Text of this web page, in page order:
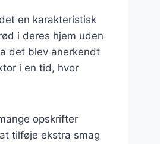
en karakteristisk
i deres hjem uden
det blev anerkendt
i en tid, hvor
opskrifter
tilføje ekstra smag